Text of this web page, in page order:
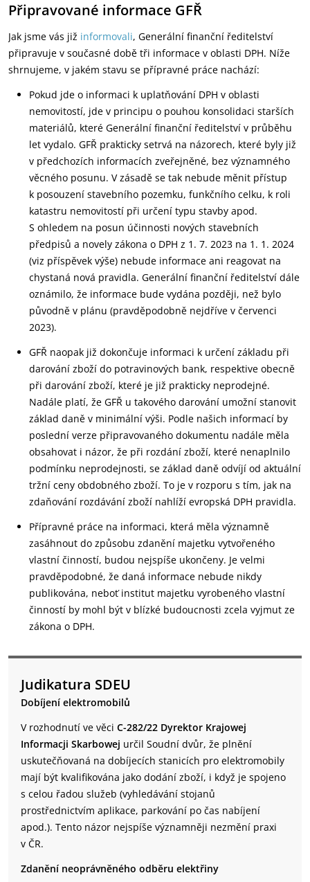
Připravované informace GFŘ
Jak jsme vás již informovali, Generální finanční ředitelství
připravuje v současné době tři informace v oblasti DPH. Níže
shrnujeme, v jakém stavu se přípravné práce nachází:
Pokud jde o informaci k uplatňování DPH v oblasti
nemovitostí, jde v principu o pouhou konsolidaci starších
materiálů, které Generální finanční ředitelství v průběhu
let vydalo. GFŘ prakticky setrvá na názorech, které byly již
v předchozích informacích zveřejněné, bez významného
věcného posunu. V zásadě se tak nebude měnit přístup
k posouzení stavebního pozemku, funkčního celku, k roli
katastru nemovitostí při určení typu stavby apod.
S ohledem na posun účinnosti nových stavebních
předpisů a novely zákona o DPH z 1. 7. 2023 na 1. 1. 2024
(viz příspěvek výše) nebude informace ani reagovat na
chystaná nová pravidla. Generální finanční ředitelství dále
oznámilo, že informace bude vydána později, než bylo
původně v plánu (pravděpodobně nejdříve v červenci
2023).
GFŘ naopak již dokončuje informaci k určení základu při
darování zboží do potravinových bank, respektive obecně
při darování zboží, které je již prakticky neprodejné.
Nadále platí, že GFŘ u takového darování umožní stanovit
základ daně v minimální výši. Podle našich informací by
poslední verze připravovaného dokumentu nadále měla
obsahovat i názor, že při rozdání zboží, které nenaplnilo
podmínku neprodejnosti, se základ daně odvíjí od aktuální
tržní ceny obdobného zboží. To je v rozporu s tím, jak na
zdaňování rozdávání zboží nahlíží evropská DPH pravidla.
Přípravné práce na informaci, která měla významně
zasáhnout do způsobu zdanění majetku vytvořeného
vlastní činností, budou nejspíše ukončeny. Je velmi
pravděpodobné, že daná informace nebude nikdy
publikována, neboť institut majetku vyrobeného vlastní
činností by mohl být v blízké budoucnosti zcela vyjmut ze
zákona o DPH.
Judikatura SDEU
Dobíjení elektromobilů
V rozhodnutí ve věci C-282/22 Dyrektor Krajowej
Informacji Skarbowej určil Soudní dvůr, že plnění
uskutečňovaná na dobíjecích stanicích pro elektromobily
mají být kvalifikována jako dodání zboží, i když je spojeno
s celou řadou služeb (vyhledávání stojanů
prostřednictvím aplikace, parkování po čas nabíjení
apod.). Tento názor nejspíše významněji nezmění praxi
v ČR.
Zdanění neoprávněného odběru elektřiny